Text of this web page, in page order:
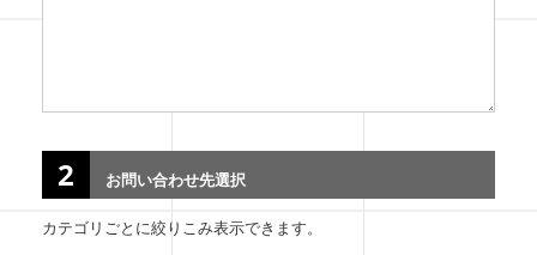
2 お問い合わせ先選択
カテゴリごとに絞りこみ表示できます。